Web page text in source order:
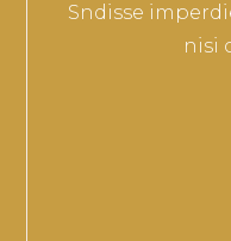
Sndisse
nisi